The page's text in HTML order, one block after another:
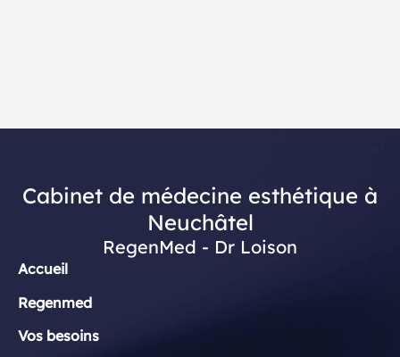
Cabinet de médecine esthétique à
Neuchâtel
RegenMed - Dr Loison
Accueil
Regenmed
Vos besoins